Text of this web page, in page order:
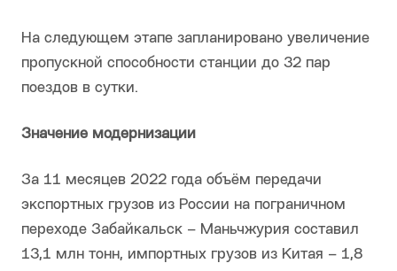
На следующем этапе запланировано увеличение
пропускной способности станции до 32 пар
поездов в сутки.
Значение модернизации
За 11 месяцев 2022 года объём передачи
экспортных грузов из России на пограничном
переходе Забайкальск – Маньчжурия составил
13,1 млн тонн, импортных грузов из Китая – 1,8